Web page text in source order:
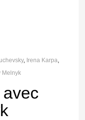
, Irena Karpa
Melnyk